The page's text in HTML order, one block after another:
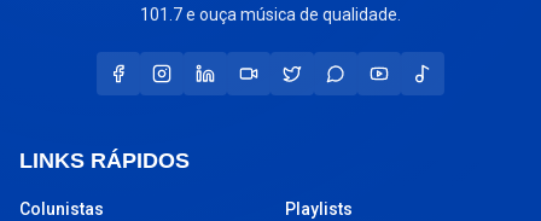
101.7 e ouça música de qualidade.
LINKS RÁPIDOS
Colunistas
Playlists